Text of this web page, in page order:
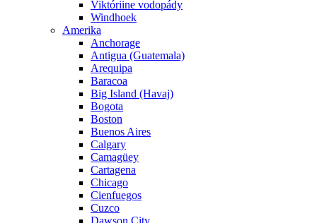
Viktóriine vodopády
Windhoek
Amerika
Anchorage
Antigua (Guatemala)
Arequipa
Baracoa
Big Island (Havaj)
Bogota
Boston
Buenos Aires
Calgary
Camagüey
Cartagena
Chicago
Cienfuegos
Cuzco
Dawson City